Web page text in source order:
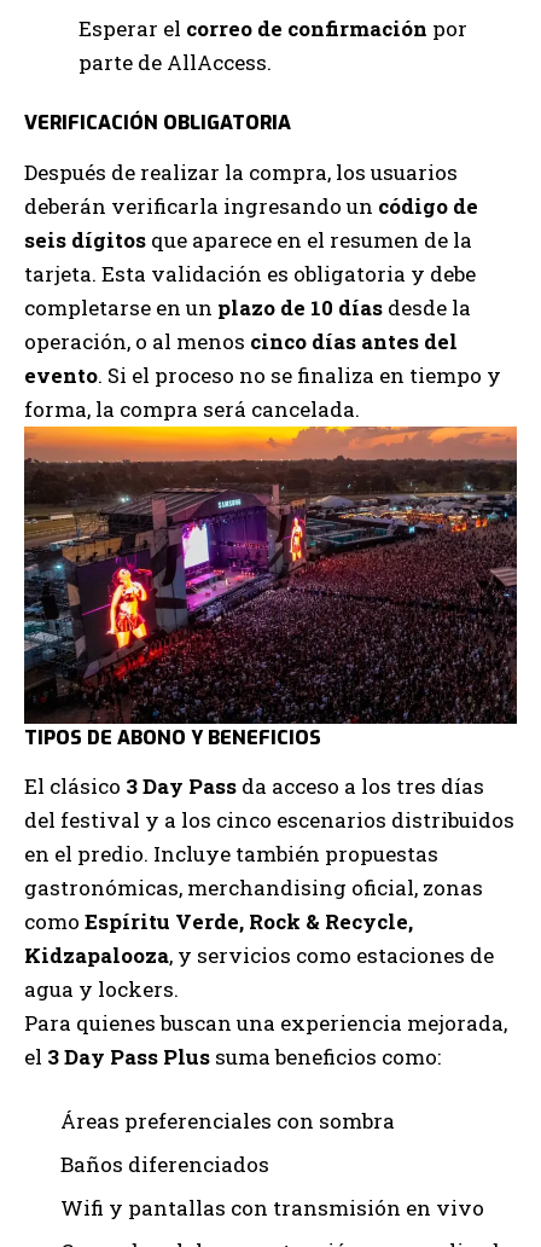
Esperar el correo de confirmación por
parte de AllAccess.
VERIFICACIÓN OBLIGATORIA
Después de realizar la compra, los usuarios
deberán verificarla ingresando un código de
seis dígitos que aparece en el resumen de la
tarjeta. Esta validación es obligatoria y debe
completarse en un plazo de 10 días desde la
operación, o al menos cinco días antes del
evento. Si el proceso no se finaliza en tiempo y
forma, la compra será cancelada.
TIPOS DE ABONO Y BENEFICIOS
El clásico 3 Day Pass da acceso a los tres días
del festival y a los cinco escenarios distribuidos
en el predio. Incluye también propuestas
gastronómicas, merchandising oficial, zonas
como Espíritu Verde, Rock & Recycle,
Kidzapalooza, y servicios como estaciones de
agua y lockers.
Para quienes buscan una experiencia mejorada,
el 3 Day Pass Plus suma beneficios como:
Áreas preferenciales con sombra
Baños diferenciados
Wifi y pantallas con transmisión en vivo